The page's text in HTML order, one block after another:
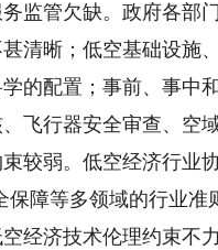
管欠缺。政府各部
清晰；低空基础设施
的配置；事前、事中
飞行器安全审查、空
弱。低空经济行业
障等多领域的行业准
经济技术伦理约束不